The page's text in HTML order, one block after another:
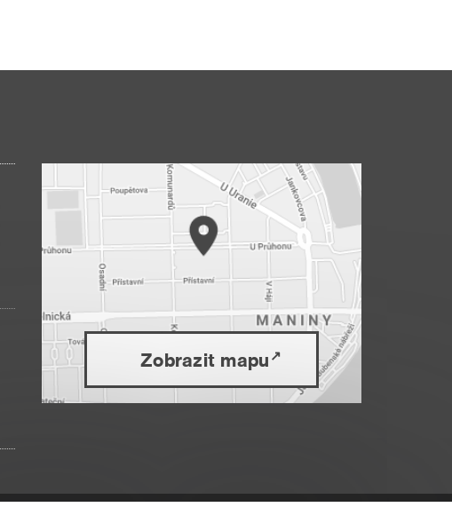
Zobrazit mapu